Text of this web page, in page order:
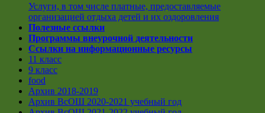
Услуги, в том числе платные, предоставляемые
организацией отдыха детей и их оздоровления
Полезные ссылки
Программы внеурочной деятельности
Ссылки на информационные ресурсы
11 класс
9 класс
food
Архив 2018-2019
Архив ВсОШ 2020-2021 учебный год